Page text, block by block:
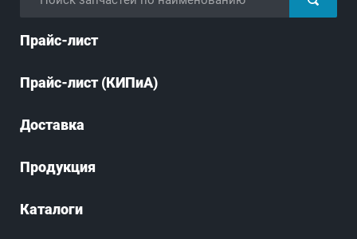
Прайс-лист
Прайс-лист (КИПиА)
Доставка
Продукция
Каталоги